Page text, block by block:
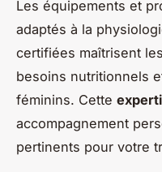
Les équipements et
adaptés à la
certifiées maîtrisent
besoins nutritionnels
féminins. Cette
accompagnement
pertinents pour votre